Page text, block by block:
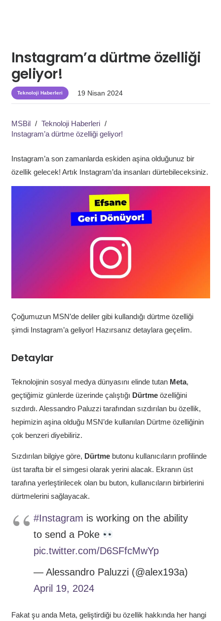
Instagram’a dürtme özelliği
geliyor!
Teknoloji Haberleri 19 Nisan 2024
MSBil / Teknoloji Haberleri /
Instagram’a dürtme özelliği geliyor!
Instagram’a son zamanlarda eskiden aşina olduğunuz bir
özellik gelecek! Artık Instagram’da insanları dürtebileceksiniz.
Çoğumuzun MSN’de deliler gibi kullandığı dürtme özelliği
şimdi Instagram’a geliyor! Hazırsanız detaylara geçelim.
Detaylar
Teknolojinin sosyal medya dünyasını elinde tutan Meta,
geçtiğimiz günlerde üzerinde çalıştığı Dürtmeözelliğini
sızdırdı. Alessandro Paluzzi tarafından sızdırılan bu özellik,
hepimizin aşina olduğu MSN’de kullanılan Dürtme özelliğinin
çok benzeri diyebiliriz.
Sızdırılan bilgiye göre, Dürtme butonu kullanıcıların profilinde
üst tarafta bir el simgesi olarak yerini alacak. Ekranın üst
tarafına yerleştirilecek olan bu buton, kullanıcıların birbirlerini
dürtmelerini sağlayacak.
#Instagram is working on the ability
to send a Poke
pic.twitter.com/D6SFfcMwYp
— Alessandro Paluzzi (@alex193a)
April 19, 2024
Fakat şu anda Meta, geliştirdiği bu özellik hakkında her hangi